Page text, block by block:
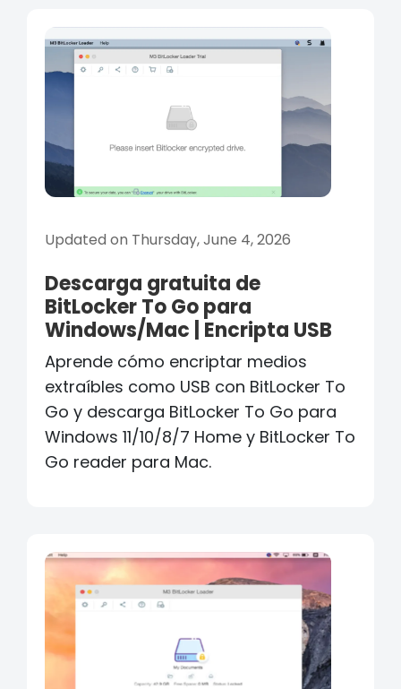
Updated on Thursday, June 4, 2026
Descarga gratuita de
BitLocker To Go para
Windows/Mac | Encripta USB
Aprende cómo encriptar medios
extraíbles como USB con BitLocker To
Go y descarga BitLocker To Go para
Windows 11/10/8/7 Home y BitLocker To
Go reader para Mac.